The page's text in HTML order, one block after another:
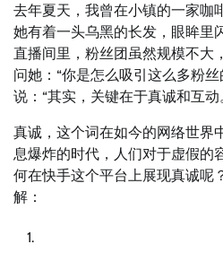
去年夏天，我曾在小镇的一家咖
她有着一头乌黑的长发，眼眸里
直播间里，粉丝团虽然规模不大
问她：“你是怎么吸引这么多粉
说：“其实，关键在于真诚和互动
真诚，这个词在如今的网络世界
息爆炸的时代，人们对于虚假的
何在快手这个平台上展现真诚呢
解：